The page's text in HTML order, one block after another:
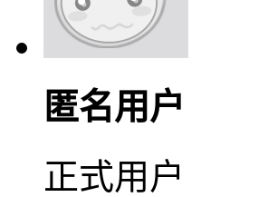
匿名用户
正式用户